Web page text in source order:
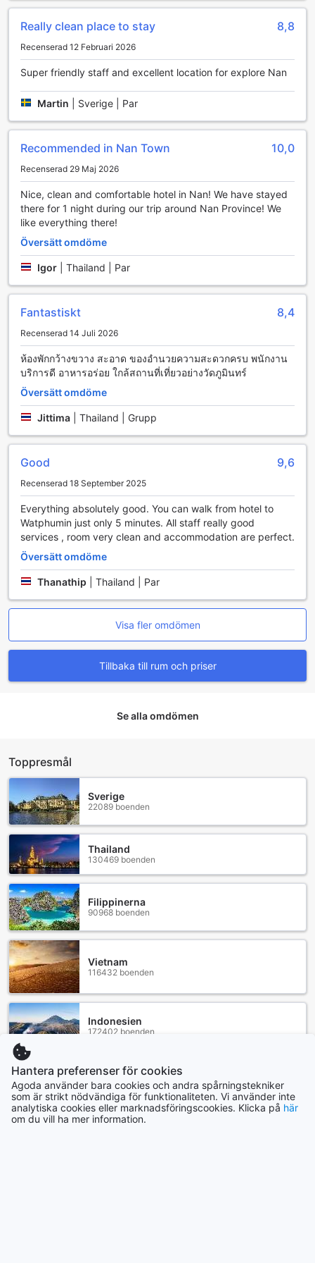
Anledningar att bo här
Tidigare gäster älskade renligheten här och rankade det
högre än 97 % av stadens andra boenden.
Really clean place to stay 8,8
Recenserad 12 Februari 2026
Super friendly staff and excellent location for explore Nan
Martin Sverige | Par
Recommended in Nan Town 10,0
Recenserad 29 Maj 2026
Nice, clean and comfortable hotel in Nan! We have stayed
there for 1 night during our trip around Nan Province! We
like everything there!
Översätt omdöme
Igor Thailand | Par
Fantastiskt 8,4
Recenserad 14 Juli 2026
ห้องพักกว้างขวาง สะอาด ของอำนวยความสะดวกครบ พนักงาน
บริการดี อาหารอร่อย ใกล้สถานที่เที่ยวอย่างวัดภูมินทร์
Översätt omdöme
Jittima Thailand | Grupp
Good 9,6
Recenserad 18 September 2025
Everything absolutely good. You can walk from hotel to
Watphumin just only 5 minutes. All staff really good
services , room very clean and accommodation are perfect.
Översätt omdöme
Thanathip Thailand | Par
Visa fler omdömen
Tillbaka till rum och priser
Se alla omdömen
Toppresmål
Sverige
22089 boenden
Thailand
130469 boenden
Filippinerna
90968 boenden
Vietnam
116432 boenden
Indonesien
172402 boenden
Visa mer
Se alla
Hantera preferenser för cookies
Agoda använder bara cookies och andra spårningstekniker
som är strikt nödvändiga för funktionaliteten. Vi använder inte
analytiska cookies eller marknadsföringscookies. Klicka på här
om du vill ha mer information.